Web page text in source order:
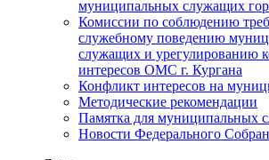
муниципальных служащих
Комиссии по соблюдению
служебному поведению
служащих и урегулированию
интересов ОМС г. Кургана
Конфликт интересов на
Методические рекомендации
Памятка для муниципальных
Новости Федерального